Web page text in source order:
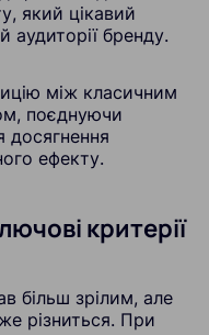
який цікавий
аудиторії бренду.
між класичним
поєднуючи
досягнення
ефекту.
критерії
більш зрілим, але
різниться. При